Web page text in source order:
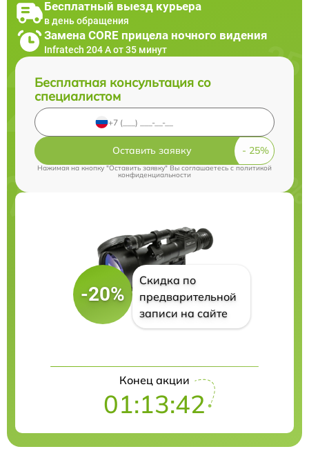
Бесплатный выезд курьера
в день обращения
Замена CORE прицела ночного видения
Infratech 204 А от 35 минут
Бесплатная консультация со
специалистом
Оставить заявку
Нажимая на кнопку "Оставить заявку" Вы соглашаетесь cполитикой
конфиденциальности
-20%
Скидка по
предварительной
записи на сайте
Конец акции
01:13:41